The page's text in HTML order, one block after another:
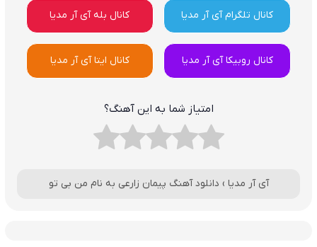
کانال تلگرام آی آر مدیا کانال بله آی آر مدیا
کانال روبیکا آی آر مدیا کانال ایتا آی آر مدیا
امتیاز شما به این آهنگ؟
آی آر مدیا › دانلود آهنگ پیمان زارعی به نام من بی تو